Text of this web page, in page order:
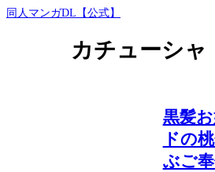
同人マンガDL【公式】
カチューシャ
黒髪
ドの
ぶご